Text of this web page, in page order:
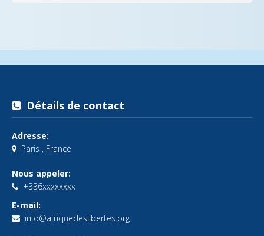
Détails de contact
Adresse:
Paris , France
Nous appeler:
+336xxxxxxxx
E-mail:
info@afriquedeslibertes.org